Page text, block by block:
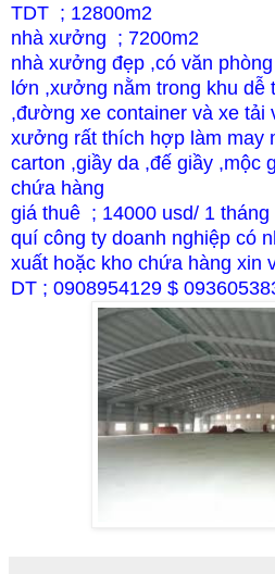
TDT ; 12800m2
nhà xưởng ; 7200m2
nhà xưởng đẹp ,có văn
lớn ,xưởng nằm trong khu dễ
,đường xe container và xe tải
xưởng rất thích hợp làm may
carton ,giầy da ,đế giầy ,mộc
chứa hàng
giá thuê ; 14000 usd/ 1 tháng
quí công ty doanh nghiệp có
xuất hoặc kho chứa hàng xin
DT ; 0908954129 $